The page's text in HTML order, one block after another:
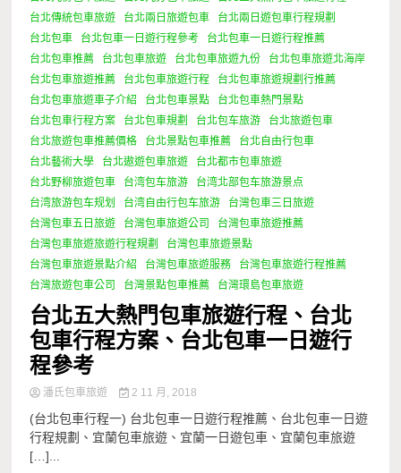
台北傳統包車旅遊
台北兩日旅遊包車
台北兩日遊包車行程規劃
台北包車
台北包車一日遊行程參考
台北包車一日遊行程推薦
台北包車推薦
台北包車旅遊 台北包車旅遊九份
台北包車旅遊北海岸
台北包車旅遊推薦
台北包車旅遊行程
台北包車旅遊規劃行推薦
台北包車旅遊車子介紹
台北包車景點
台北包車熱門景點
台北包車行程方案
台北包車規劃 台北包车旅游
台北旅遊包車
台北旅遊包車推薦價格
台北景點包車推薦
台北自由行包車
台北藝術大學
台北遨遊包車旅遊
台北都市包車旅遊
台北野柳旅遊包車
台湾包车旅游
台湾北部包车旅游景点
台湾旅游包车规划
台湾自由行包车旅游
台灣包車三日旅遊
台灣包車五日旅遊
台灣包車旅遊公司
台灣包車旅遊推薦
台灣包車旅遊旅遊行程規劃
台灣包車旅遊景點
台灣包車旅遊景點介紹
台灣包車旅遊服務
台灣包車旅遊行程推薦
台灣旅遊包車公司
台灣景點包車推薦 台灣環島包車旅遊
台北五大熱門包車旅遊行程、台北
包車行程方案、台北包車一日遊行
程參考
潘氏包車旅遊 2 11 月, 2018
(台北包車行程一) 台北包車一日遊行程推薦、台北包車一日遊
行程規劃、宜蘭包車旅遊、宜蘭一日遊包車、宜蘭包車旅遊
[…]...